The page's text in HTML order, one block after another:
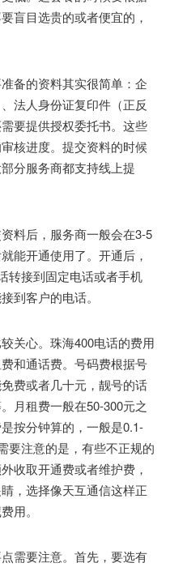
盲目选贵的或者便宜的，
备的资料其实很简单：企
法人身份证复印件（正反
要提供授权委托书。这些
核进度。提交资料的时候
分服务商都支持线上提
料后，服务商一般会在3-5
能开通使用了。开通后，
转接到固定电话或者手机
到客户的电话。
心。珠海400电话的费用
和通话费。号码费根据号
费或者几十元，靓号的话
月租费一般在50-300元之
按分钟算的，一般是0.1-
要注意的是，有些不正规的
收取开通费或者维护费，
，选择像天互通信这样正
用。
需要注意。首先，要选有